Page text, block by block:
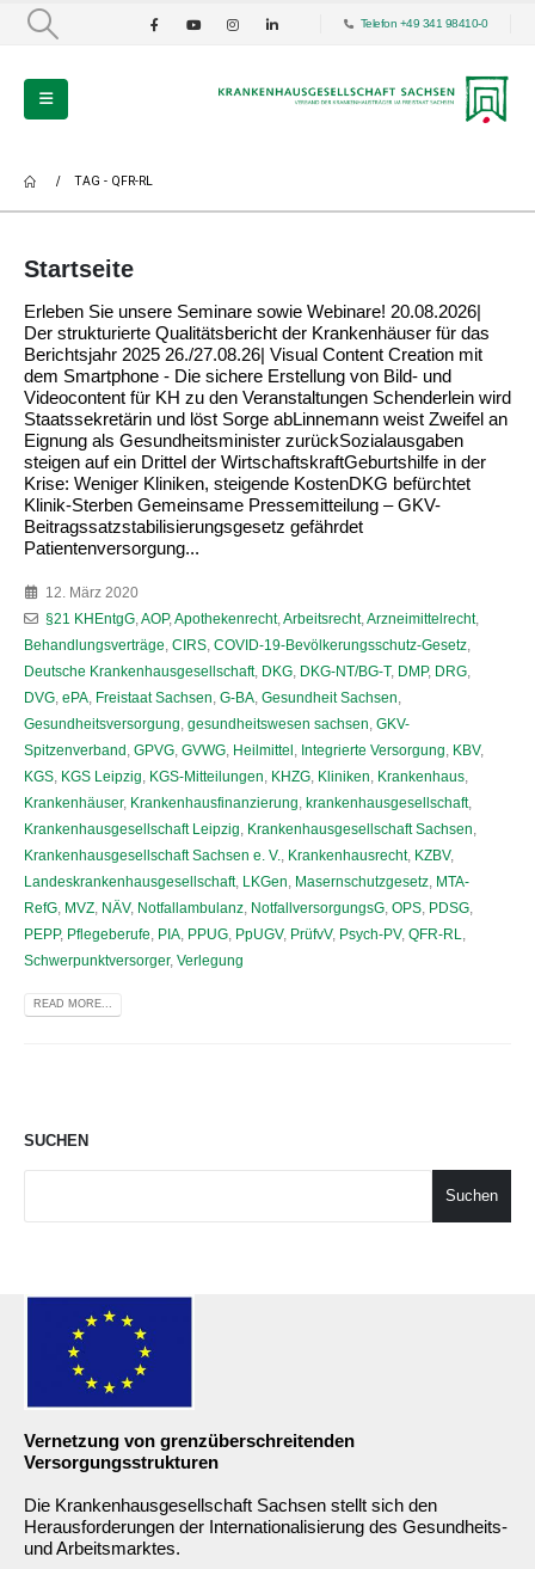
Telefon +49 341 98410-0
TAG - QFR-RL
Startseite
Erleben Sie unsere Seminare sowie Webinare! 20.08.2026|
Der strukturierte Qualitätsbericht der Krankenhäuser für das
Berichtsjahr 2025 26./27.08.26| Visual Content Creation mit
dem Smartphone - Die sichere Erstellung von Bild- und
Videocontent für KH zu den Veranstaltungen Schenderlein wird
Staatssekretärin und löst Sorge abLinnemann weist Zweifel an
Eignung als Gesundheitsminister zurückSozialausgaben
steigen auf ein Drittel der WirtschaftskraftGeburtshilfe in der
Krise: Weniger Kliniken, steigende KostenDKG befürchtet
Klinik-Sterben Gemeinsame Pressemitteilung – GKV-
Beitragssatzstabilisierungsgesetz gefährdet
Patientenversorgung...
12. März 2020
§21 KHEntgG, AOP, Apothekenrecht, Arbeitsrecht, Arzneimittelrecht,
Behandlungsverträge CIRS COVID-19-Bevölkerungsschutz-Gesetz
Deutsche Krankenhausgesellschaft, DKG DKG-NT/BG-T, DMP, DRG
DVG ePA Freistaat Sachsen G-BA Gesundheit Sachsen
Gesundheitsversorgung gesundheitswesen sachsen GKV-
Spitzenverband
GPVG GVWG Heilmittel Integrierte Versorgung KBV,
KGS
KGS Leipzig KGS-Mitteilungen KHZG Kliniken Krankenhaus
Krankenhäuser, Krankenhausfinanzierung krankenhausgesellschaft,
Krankenhausgesellschaft Leipzig
Krankenhausgesellschaft Sachsen
Krankenhausgesellschaft Sachsen e. V.
Krankenhausrecht, KZBV,
Landeskrankenhausgesellschaft, LKGen Masernschutzgesetz
MTA-
RefG
MVZ NÄV, Notfallambulanz NotfallversorgungsG OPS PDSG
PEPP, Pflegeberufe PIA PPUG PpUGV, PrüfvV, Psych-PV, QFR-RL
Schwerpunktversorger, Verlegung
READ MORE...
SUCHEN
Suchen
Vernetzung von grenzüberschreitenden
Versorgungsstrukturen
Die Krankenhausgesellschaft Sachsen stellt sich den
Herausforderungen der Internationalisierung des Gesundheits-
und Arbeitsmarktes.